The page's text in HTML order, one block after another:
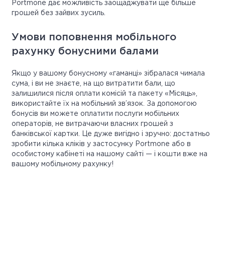
Portmone дає можливість заощаджувати ще більше
грошей без зайвих зусиль.
Умови поповнення мобільного
рахунку бонусними балами
Якщо у вашому бонусному «гаманці» зібралася чимала
сума, і ви не знаєте, на що витратити бали, що
залишилися після оплати комісій та пакету «Місяць»,
використайте їх на мобільний зв’язок. За допомогою
бонусів ви можете оплатити послуги мобільних
операторів, не витрачаючи власних грошей з
банківської картки. Це дуже вигідно і зручно: достатньо
зробити кілька кліків у застосунку Portmone або в
особистому кабінеті на нашому сайті — і кошти вже на
вашому мобільному рахунку!